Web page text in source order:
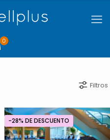
0
Filtros
-28% DE DESCUENTO